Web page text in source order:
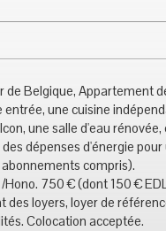
de Belgique, Appartement
une cuisine
une salle d'eau
dépenses d'énergie
compris).
750 € (dont 150 €
loyers, loyer de
Colocation acceptée.